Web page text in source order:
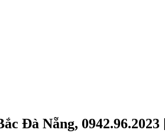
Đà Nẵng, 0942.96.2023